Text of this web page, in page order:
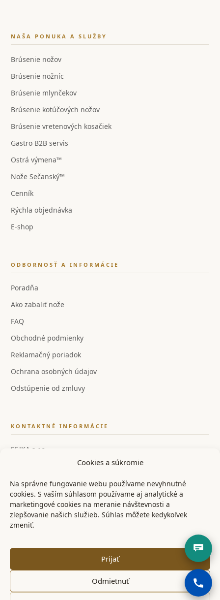
Cookies a súkromie
Na správne fungovanie webu používame nevyhnutné
cookies. S vaším súhlasom používame aj analytické a
marketingové cookies na meranie návštevnosti a
zlepšovanie našich služieb. Súhlas môžete kedykoľvek
zmeniť.
Prijať
Odmietnuť
NAŠA PONUKA A SLUŽBY
Brúsenie nožov
Brúsenie nožníc
Brúsenie mlynčekov
Brúsenie kotúčových nožov
Brúsenie vretenových kosačiek
Gastro B2B servis
Ostrá výmena™
Nože Sečanský™
Cenník
Rýchla objednávka
E-shop
ODBORNOSŤ A INFORMÁCIE
Poradňa
Ako zabaliť nože
FAQ
Obchodné podmienky
Reklamačný poriadok
Ochrana osobných údajov
Odstúpenie od zmluvy
KONTAKTNÉ INFORMÁCIE
SEJKA s.r.o.
IČ DPH: SK2122126259
📞 +421 948 528 526
✉ info@ostrenoze.sk
© 2024 OstréNože.sk – Všetky práva vyhradené
REKLAMAČNÝ PORIADOK